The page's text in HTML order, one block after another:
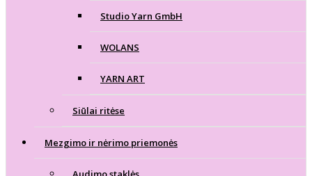
Studio Yarn GmbH
WOLANS
YARN ART
Siūlai ritėse
Mezgimo ir nėrimo priemonės